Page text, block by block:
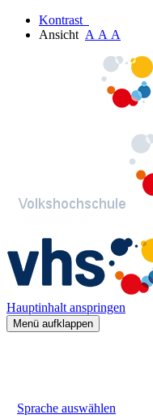
Kontrast
Ansicht A A A
Hauptinhalt anspringen
Menü aufklappen
Sprache auswählen